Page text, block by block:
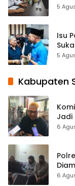
5
Isu
5
Kabupaten
Jadi
6
6